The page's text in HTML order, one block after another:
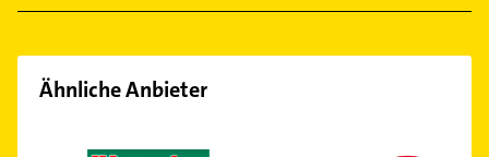
Ähnliche Anbieter